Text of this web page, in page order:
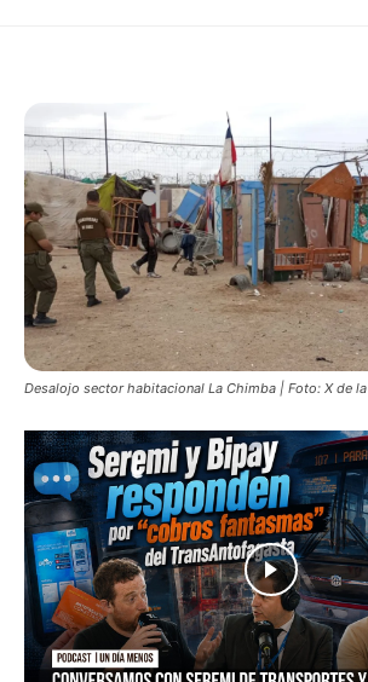
Desalojo sector habitacional La Chimba | Foto: X de